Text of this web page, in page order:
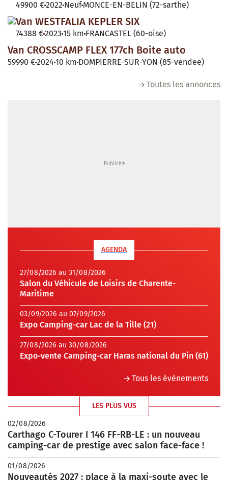
49900 €2022 Neuf MONCE-EN-BELIN (72-sarthe)
Van WESTFALIA KEPLER SIX
74388 €2023 15 km FRANCASTEL (60-oise)
Van CROSSCAMP FLEX 177ch Boite auto
59990 €2024 10 km DOMPIERRE-SUR-YON (85-vendee)
Toutes les annonces
AGENDA
27/08/2026 au 31/08/2026
Salon du Véhicule de Loisirs de Charente-
Maritime
03/09/2026 au 07/09/2026
Expo Camping-car Lac de la Tille (21)
27/08/2026 au 30/08/2026
Expo-vente Camping-car Haras national du Pin (61)
Tous les évènements
LES PLUS VUS
02/08/2026
Carthago C-Tourer I 146 FF-RB-LE : un nouveau
camping-car de prestige avec salon face-face !
01/08/2026
Nouveautés 2027 : place à la maxi-soute avec le